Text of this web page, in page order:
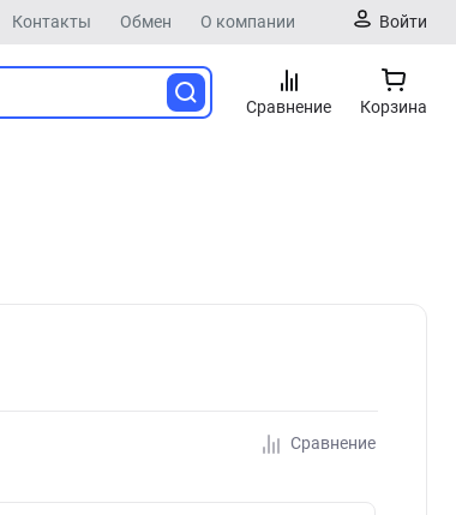
Контакты Обмен О компании Войти
Сравнение Корзина
Сравнение